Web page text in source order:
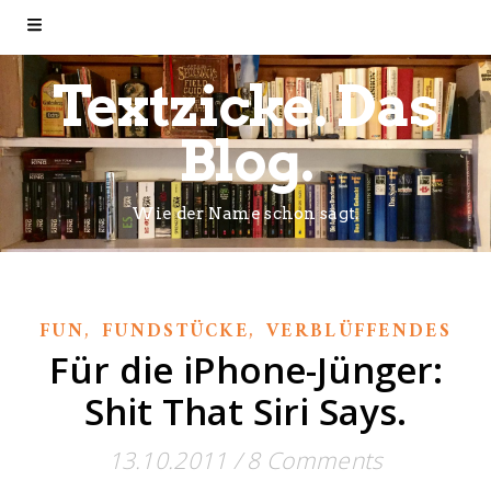
Textzicke. Das
Blog.
Wie der Name schon sagt.
FUN, FUNDSTÜCKE, VERBLÜFFENDES
Für die iPhone-Jünger:
Shit That Siri Says.
13.10.2011 / 8 Comments